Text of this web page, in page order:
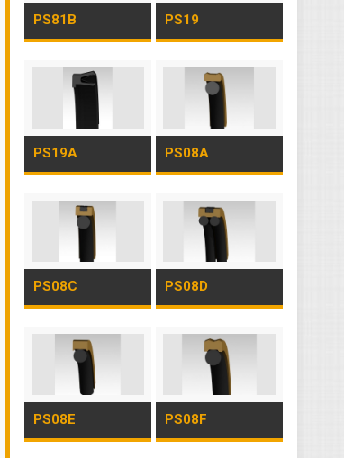
PS81B PS19
PS19A PS08A
PS08C PS08D
PS08E PS08F